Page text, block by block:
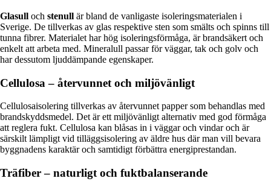
Glasull och stenull är bland de vanligaste isoleringsmaterialen i
Sverige. De tillverkas av glas respektive sten som smälts och spinns till
tunna fibrer. Materialet har hög isoleringsförmåga, är brandsäkert och
enkelt att arbeta med. Mineralull passar för väggar, tak och golv och
har dessutom ljuddämpande egenskaper.
Cellulosa – återvunnet och miljövänligt
Cellulosaisolering tillverkas av återvunnet papper som behandlas med
brandskyddsmedel. Det är ett miljövänligt alternativ med god förmåga
att reglera fukt. Cellulosa kan blåsas in i väggar och vindar och är
särskilt lämpligt vid tilläggsisolering av äldre hus där man vill bevara
byggnadens karaktär och samtidigt förbättra energiprestandan.
Träfiber – naturligt och fuktbalanserande